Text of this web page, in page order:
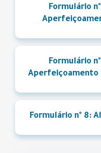
Formulário
Formulário
Aperfeiçoamento
Formulário nº 8: